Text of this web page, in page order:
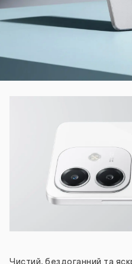
Чистий, бездоганний та